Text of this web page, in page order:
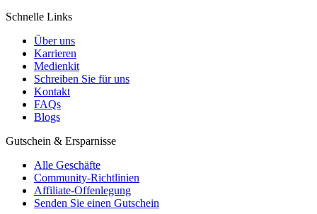
Schnelle Links
Über uns
Karrieren
Medienkit
Schreiben Sie für uns
Kontakt
FAQs
Blogs
Gutschein & Ersparnisse
Alle Geschäfte
Community-Richtlinien
Affiliate-Offenlegung
Senden Sie einen Gutschein